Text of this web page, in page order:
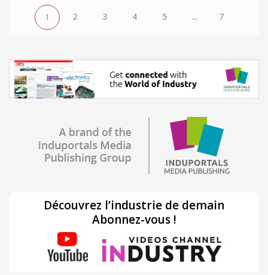
1 2 3 4 5 ... 7
Découvrez l’industrie de demain
Abonnez-vous !